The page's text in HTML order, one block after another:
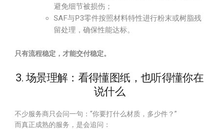
避免细节被损伤；
SAF与P3零件按照材料特性进行粉末或树脂残
留处理，确保性能达标。
只有流程稳定，才能交付稳定。
3. 场景理解：看得懂图纸，也听得懂你在
说什么
不少服务商只会问一句：“你要打什么材质，多少件？”
而真正成熟的服务，是会追问：